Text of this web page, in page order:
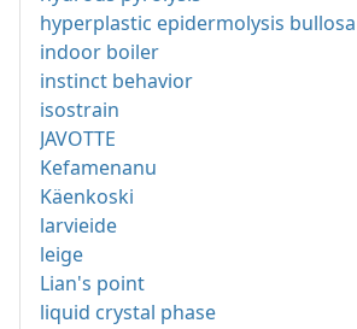
hyperplastic epidermolysis bullosa
indoor boiler
instinct behavior
isostrain
JAVOTTE
Kefamenanu
Käenkoski
larvieide
leige
Lian's point
liquid crystal phase